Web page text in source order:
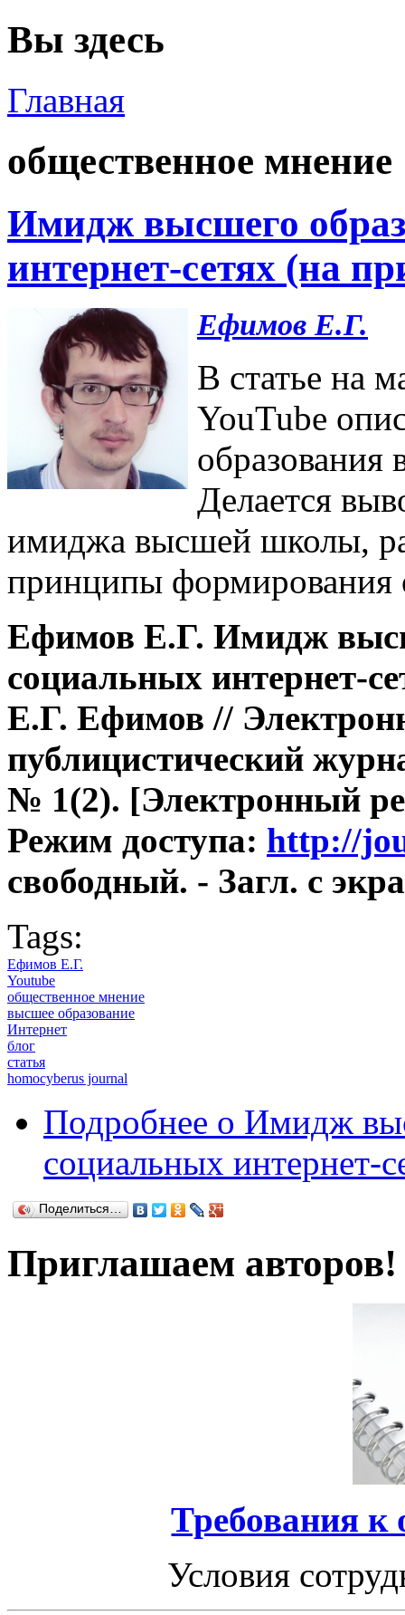
Вы здесь
Главная
общественное мнение
Имидж высшего
интернет-сетях (на
Ефимов Е.Г.
В статье на
YouTube
образования
Делается
имиджа высшей школы,
принципы формирования
Ефимов Е.Г. Имидж
социальных интернет-
Е.Г. Ефимов //
публицистический
№ 1(2). [Электронный
Режим доступа: http://
свободный. - Загл. с
Tags:
Ефимов Е.Г.
Youtube
общественное мнение
высшее образование
Интернет
блог
статья
homocyberus journal
Подробнее о Имидж
социальных интернет-
Поделиться…
Приглашаем авторов!
Требования к
Условия